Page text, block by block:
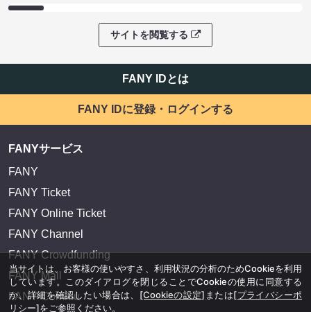
サイトを閲覧する
FANY IDとは
FANY IDに登録・ログインする
FANYサービス
FANY
FANY Ticket
FANY Online Ticket
FANY Channel
FANY Crowdfunding
FANY Mall
FANY Commu
当サイトは、お客様の使いやすさ、利用状況の分析のためCookieを利用
しています。このダイアログを閉じることでCookieの使用に同意する
か、詳細を確認したい場合は、 [Cookieの設定] または[プライバシーポ
リシー]をご参照ください。